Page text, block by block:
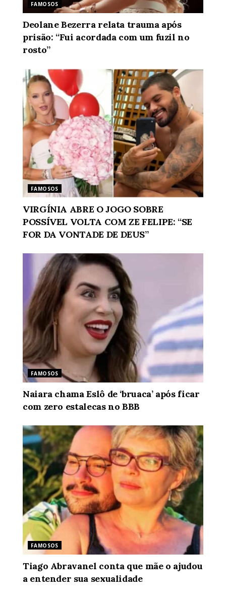
FAMOSOS
Deolane Bezerra relata trauma após
prisão: “Fui acordada com um fuzil no
rosto”
FAMOSOS
VIRGÍNIA ABRE O JOGO SOBRE
POSSÍVEL VOLTA COM ZE FELIPE: “SE
FOR DA VONTADE DE DEUS”
FAMOSOS
Naiara chama Eslô de ‘bruaca’ após ficar
com zero estalecas no BBB
FAMOSOS
Tiago Abravanel conta que mãe o ajudou
a entender sua sexualidade